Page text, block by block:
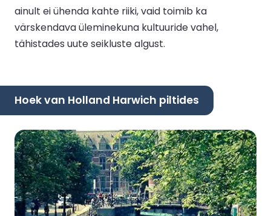
ainult ei ühenda kahte riiki, vaid toimib ka
värskendava üleminekuna kultuuride vahel,
tähistades uute seikluste algust.
Hoek van Holland Harwich piltides